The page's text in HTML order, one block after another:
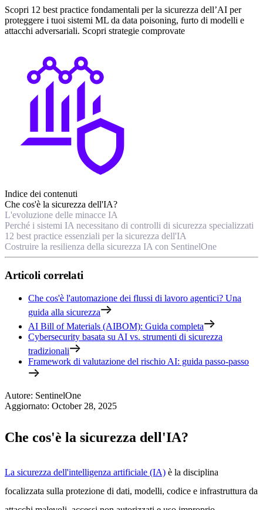
Scopri 12 best practice fondamentali per la sicurezza dell’AI per
proteggere i tuoi sistemi ML da data poisoning, furto di modelli e
attacchi adversariali. Scopri strategie comprovate
Indice dei contenuti
Che cos'è la sicurezza dell'IA?
L'evoluzione delle minacce IA
Perché i sistemi IA necessitano di controlli di sicurezza specializzati
12 best practice essenziali per la sicurezza dell'IA
Costruire la resilienza della sicurezza IA con SentinelOne
Articoli correlati
Che cos'è l'automazione dei flussi di lavoro agentici? Una
guida alla sicurezza
AI Bill of Materials (AIBOM): Guida completa
Cybersecurity basata su AI vs. strumenti di sicurezza
tradizionali
Framework di valutazione del rischio AI: guida passo-passo
Autore: SentinelOne
Aggiornato: October 28, 2025
Che cos'è la sicurezza dell'IA?
La sicurezza dell'intelligenza artificiale (IA) è la disciplina
focalizzata sulla protezione di dati, modelli, codice e infrastruttura da